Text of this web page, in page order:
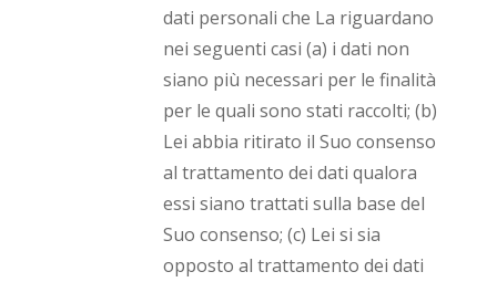
dati personali che La riguardano
nei seguenti casi (a) i dati non
siano più necessari per le finalità
per le quali sono stati raccolti; (b)
Lei abbia ritirato il Suo consenso
al trattamento dei dati qualora
essi siano trattati sulla base del
Suo consenso; (c) Lei si sia
opposto al trattamento dei dati